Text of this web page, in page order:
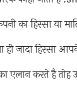
का हिस्सा या
ही जादा हिस्सा
एलान करते है